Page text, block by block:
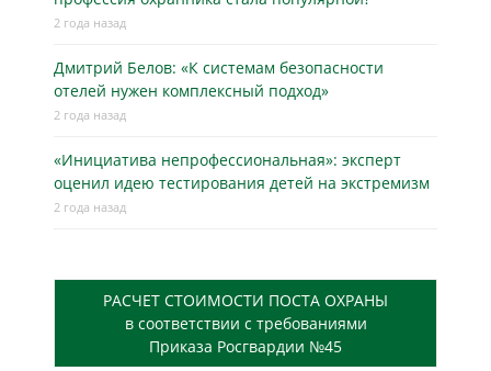
2 года назад
Дмитрий Белов: «К системам безопасности
отелей нужен комплексный подход»
2 года назад
«Инициатива непрофессиональная»: эксперт
оценил идею тестирования детей на экстремизм
2 года назад
РАСЧЕТ СТОИМОСТИ ПОСТА ОХРАНЫ
в соответствии с требованиями
Приказа Росгвардии №45